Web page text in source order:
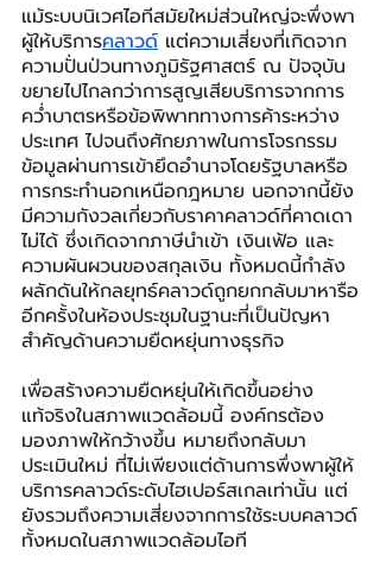
แม้ระบบนิเวศไอทีสมัยใหม่ส่วนใหญ่จะพึ่งพา
ผู้ให้บริการคลาวด์ แต่ความเสี่ยงที่เกิดจาก
ความปั่นป่วนทางภูมิรัฐศาสตร์ ณ ปัจจุบัน
ขยายไปไกลกว่าการสูญเสียบริการจากการ
คว่ำบาตรหรือข้อพิพาททางการค้าระหว่าง
ประเทศ ไปจนถึงศักยภาพในการโจรกรรม
ข้อมูลผ่านการเข้ายึดอำนาจโดยรัฐบาลหรือ
การกระทำนอกเหนือกฎหมาย นอกจากนี้ยัง
มีความกังวลเกี่ยวกับราคาคลาวด์ที่คาดเดา
ไม่ได้ ซึ่งเกิดจากภาษีนำเข้า เงินเฟ้อ และ
ความผันผวนของสกุลเงิน ทั้งหมดนี้กำลัง
ผลักดันให้กลยุทธ์คลาวด์ถูกยกกลับมาหารือ
อีกครั้งในห้องประชุมในฐานะที่เป็นปัญหา
สำคัญด้านความยืดหยุ่นทางธุรกิจ
เพื่อสร้างความยืดหยุ่นให้เกิดขึ้นอย่าง
แท้จริงในสภาพแวดล้อมนี้ องค์กรต้อง
มองภาพให้กว้างขึ้น หมายถึงกลับมา
ประเมินใหม่ ที่ไม่เพียงแต่ด้านการพึ่งพาผู้ให้
บริการคลาวด์ระดับไฮเปอร์สเกลเท่านั้น แต่
ยังรวมถึงความเสี่ยงจากการใช้ระบบคลาวด์
ทั้งหมดในสภาพแวดล้อมไอที